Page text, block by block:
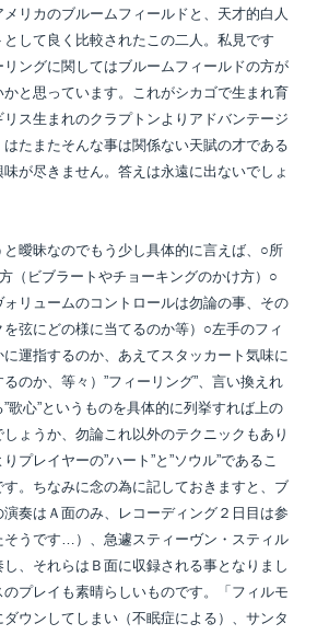
リカのブルームフィールドと、天才的白人
して良く比較されたこの二人。私見です
ングに関してはブルームフィールドの方が
と思っています。これがシカゴで生まれ育
リス生まれのクラプトンよりアドバンテージ
はたまたそんな事は関係ない天賦の才である
が尽きません。答えは永遠に出ないでしょ
と曖昧なのでもう少し具体的に言えば、○所
（ビブラートやチョーキングのかけ方）○
ォリュームのコントロールは勿論の事、その
弦にどの様に当てるのか等）○左手のフィ
に運指するのか、あえてスタッカート気味に
るのか、等々）”フィーリング”、言い換えれ
歌心”というものを具体的に列挙すれば上の
ょうか、勿論これ以外のテクニックもあり
プレイヤーの”ハート”と”ソウル”であるこ
。 ちなみに念の為に記しておきますと、ブ
奏はＡ面のみ、
レコーディング２日目は参
そうです…）、急遽スティーヴン・スティル
、それらはＢ面に収録される事となりまし
のプレイも素晴らしいものです。「フィルモ
ウンしてしまい （不眠症による）、サンタ